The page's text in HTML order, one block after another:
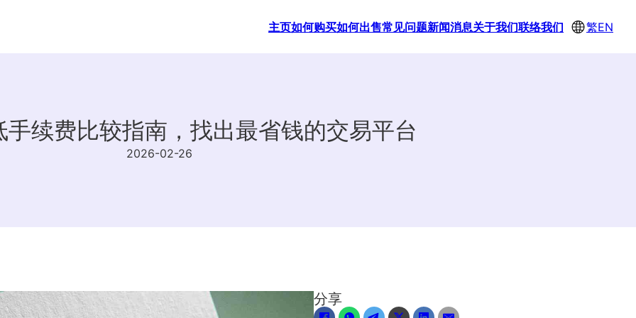
主页如何购买如何出售常见问题新闻消息关于我们联络我们 繁EN
手续费比较指南，找出最省钱的交易平台
2026-02-26
分享